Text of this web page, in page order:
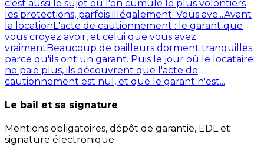
c'est aussi le sujet où l'on cumule le plus volontiers
les protections, parfois illégalement. Vous ave...Avant
la locationL'acte de cautionnement : le garant que
vous croyez avoir, et celui que vous avez
vraimentBeaucoup de bailleurs dorment tranquilles
parce qu'ils ont un garant. Puis le jour où le locataire
ne paie plus, ils découvrent que l'acte de
cautionnement est nul, et que le garant n'est...
Le bail et sa signature
Mentions obligatoires, dépôt de garantie, EDL et
signature électronique.